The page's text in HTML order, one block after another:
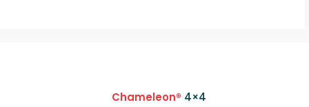
Chameleon® 4×4